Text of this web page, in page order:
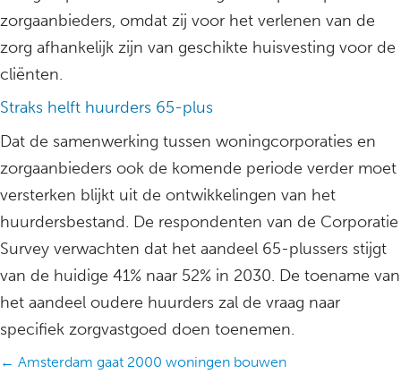
zorgaanbieders, omdat zij voor het verlenen van de
zorg afhankelijk zijn van geschikte huisvesting voor de
cliënten.
Straks helft huurders 65-plus
Dat de samenwerking tussen woningcorporaties en
zorgaanbieders ook de komende periode verder moet
versterken blijkt uit de ontwikkelingen van het
huurdersbestand. De respondenten van de Corporatie
Survey verwachten dat het aandeel 65-plussers stijgt
van de huidige 41% naar 52% in 2030. De toename van
het aandeel oudere huurders zal de vraag naar
specifiek zorgvastgoed doen toenemen.
Posts
← Amsterdam gaat 2000 woningen bouwen